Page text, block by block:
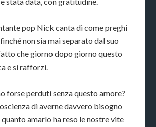
pop Nick canta di come preghi
non sia mai separato dal suo
che giorno dopo giorno questo
e si rafforzi.
forse perduti senza questo amore?
di averne davvero bisogno
amarlo ha reso le nostre vite